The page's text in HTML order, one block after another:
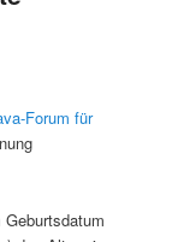
Forum für